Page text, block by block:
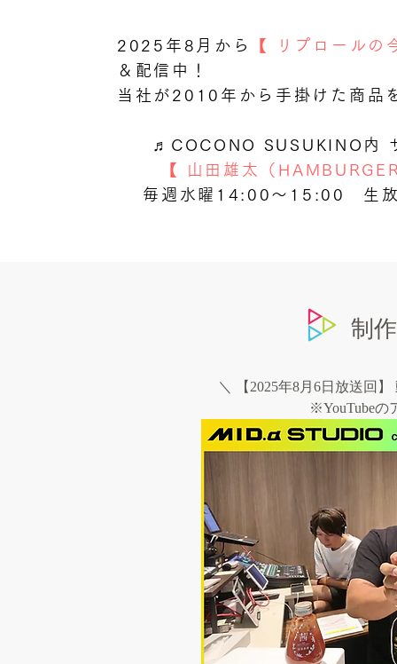
2025年8月から
【 リプロールの
＆配信中！
当社が2010年から手掛けた商品
♬COCONO SUSUKINO内
【 山田雄太（
毎週水曜14:00〜15:00 生
制
＼ 【2025年8月6日放送回
※YouTubeの